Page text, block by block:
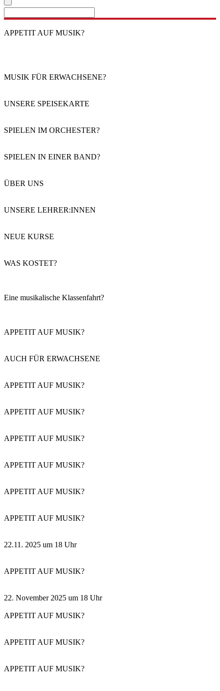
APPETIT AUF MUSIK?
MUSIK FÜR ERWACHSENE?
UNSERE SPEISEKARTE
SPIELEN IM ORCHESTER?
SPIELEN IN EINER BAND?
ÜBER UNS
UNSERE LEHRER:INNEN
NEUE KURSE
WAS KOSTET?
Eine musikalische Klassenfahrt?
APPETIT AUF MUSIK?
AUCH FÜR ERWACHSENE
APPETIT AUF MUSIK?
APPETIT AUF MUSIK?
APPETIT AUF MUSIK?
APPETIT AUF MUSIK?
APPETIT AUF MUSIK?
APPETIT AUF MUSIK?
22.11. 2025 um 18 Uhr
APPETIT AUF MUSIK?
22. November 2025 um 18 Uhr
APPETIT AUF MUSIK?
APPETIT AUF MUSIK?
APPETIT AUF MUSIK?